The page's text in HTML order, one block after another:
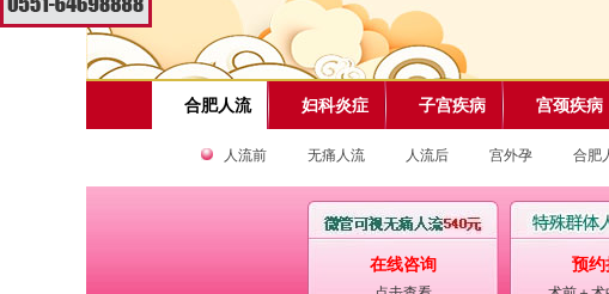
合肥人流 妇科炎症 子宫疾病 宫颈疾病
人流前 无痛人流 人流后 宫外孕 合肥
在线咨询 预约